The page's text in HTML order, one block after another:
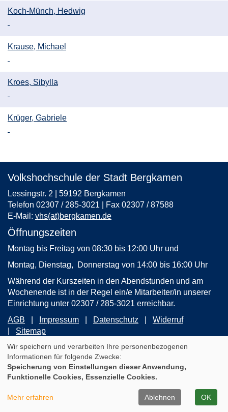
Koch-Münch, Hedwig
Krause, Michael
Kroes, Sibylla
Krüger, Gabriele
Volkshochschule der Stadt Bergkamen
Lessingstr. 2 | 59192 Bergkamen
Telefon 02307 / 285-3021 | Fax 02307 / 87588
E-Mail: vhs(at)bergkamen.de
Öffnungszeiten
Montag bis Freitag von 08:30 bis 12:00 Uhr und
Montag, Dienstag, Donnerstag von 14:00 bis 16:00 Uhr
Während der Kurszeiten in den Abendstunden und am
Wochenende ist in der Regel ein/e Mitarbeiter/in unserer
Einrichtung unter 02307 / 285-3021 erreichbar.
AGB
Impressum Datenschutz
Widerruf
Sitemap
Cookie Einstellungen
WIDERRUFSFORMULAR
Kontrast
Wir speichern und verarbeiten Ihre personenbezogenen
Informationen für folgende Zwecke:
Speicherung von Einstellungen dieser Anwendung,
Funktionelle Cookies, Essenzielle Cookies.
Mehr erfahren Ablehnen OK